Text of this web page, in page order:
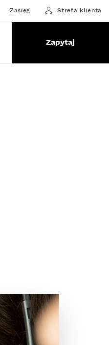
Zasięg Strefa klienta
Zapytaj